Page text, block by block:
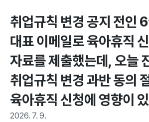
취업규칙 변경 공지 전인
대표 이메일로 육아휴직
자료를 제출했는데, 오늘
취업규칙 변경 과반 동의
육아휴직 신청에 영향이
2026. 7. 9.